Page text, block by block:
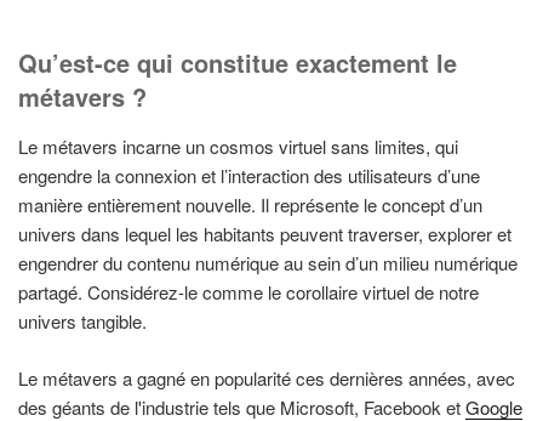
Qu’est-ce qui constitue exactement le
métavers ?
Le métavers incarne un cosmos virtuel sans limites, qui
engendre la connexion et l’interaction des utilisateurs d’une
manière entièrement nouvelle. Il représente le concept d’un
univers dans lequel les habitants peuvent traverser, explorer et
engendrer du contenu numérique au sein d’un milieu numérique
partagé. Considérez-le comme le corollaire virtuel de notre
univers tangible.
Le métavers a gagné en popularité ces dernières années, avec
des géants de l'industrie tels que Microsoft, Facebook etGoogle